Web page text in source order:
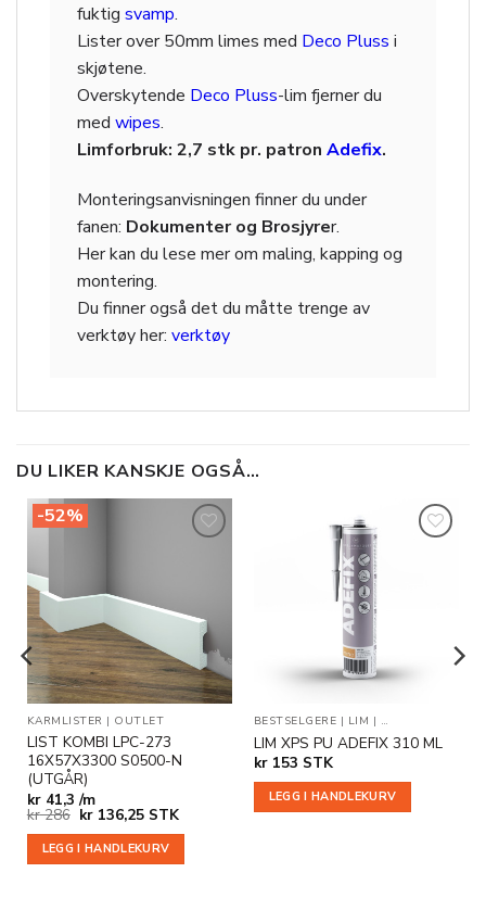
fuktig svamp.
Lister over 50mm limes med Deco Pluss i
skjøtene.
Overskytende Deco Pluss-lim fjerner du
med wipes.
Limforbruk: 2,7 stk pr. patron Adefix.
Monteringsanvisningen finner du under
fanen: Dokumenter og Brosjyrer.
Her kan du lese mer om maling, kapping og
montering.
Du finner også det du måtte trenge av
verktøy her: verktøy
DU LIKER KANSKJE OGSÅ…
-52%
KARMLISTER | OUTLET
LIST KOMBI LPC-273
16X57X3300 S0500-N
(UTGÅR)
kr41,3 /m
kr286 Opprinnelig
var:
kr 286.
kr136,25Nåværende
er:
kr 136,25.
STK
LEGG I HANDLEKURV
BESTSELGERE | LIM |
LIM XPS PU ADEFIX 310 ML
kr153 STK
LEGG I HANDLEKURV